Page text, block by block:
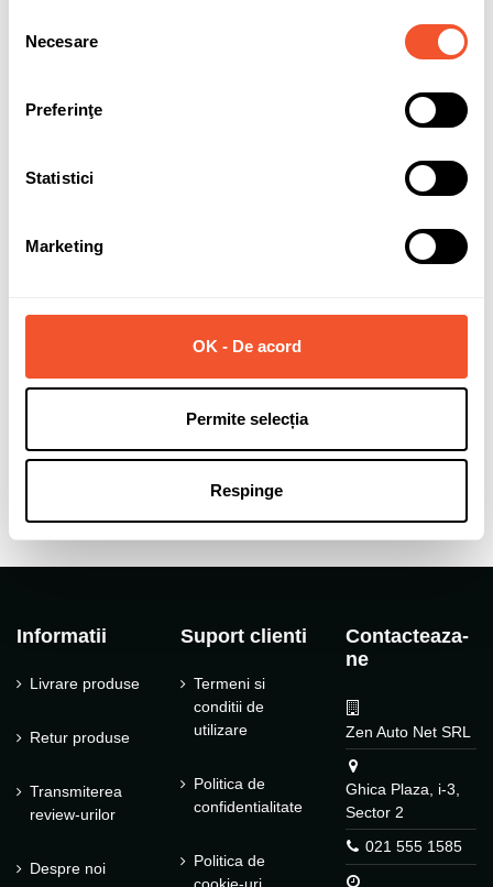
consimțământului
Necesare
Preferinţe
Statistici
Marketing
OK - De acord
Permite selecția
Respinge
Detalii ale produsului
Marca
Diametru janta
CB (gaura centrala) 72.6
Aliaj
Tip produs Jante auto
Informatii
Livrare produse
Retur produse
Transmiterea
review-urilor
Despre noi
Suport clienti
Termeni si
conditii de
utilizare
Politica de
confidentialitate
Politica de
Contacteaza-
ne
Zen Auto Net SRL
Ghica Plaza, i-3,
Sector 2
021 555 1585